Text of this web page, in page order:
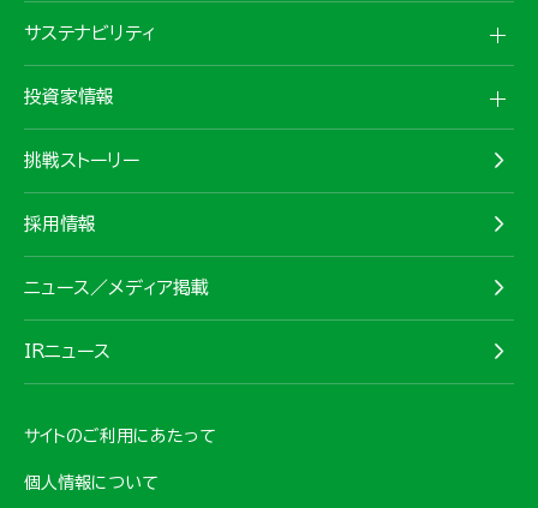
サステナビリティ
投資家情報
挑戦ストーリー
採用情報
ニュース／メディア掲載
IRニュース
サイトのご利用にあたって
個人情報について